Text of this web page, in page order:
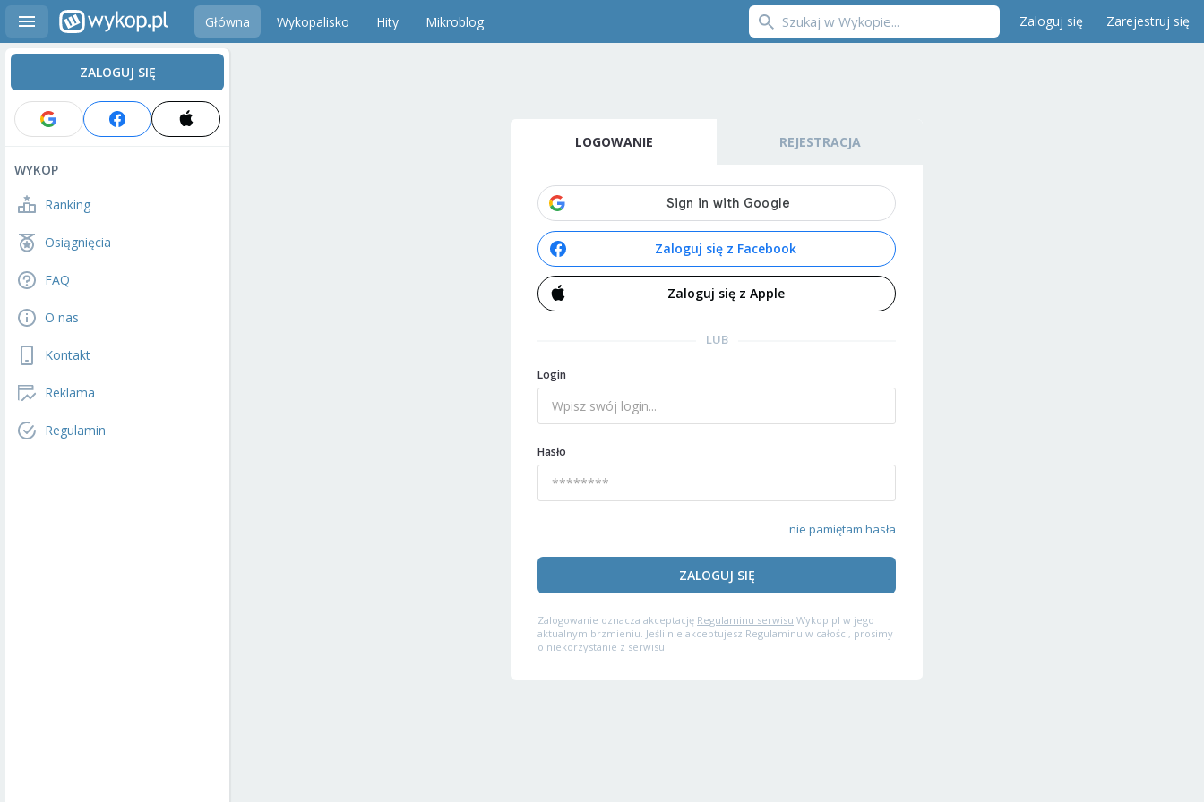
Główna Wykopalisko Hity Mikroblog Zaloguj się Zarejestruj się
ZALOGUJ SIĘ
WYKOP
Ranking
Osiągnięcia
FAQ
O nas
Kontakt
Reklama
Regulamin
LOGOWANIE REJESTRACJA
Zaloguj się z Facebook
Zaloguj się z Apple
LUB
Login
Hasło
nie pamiętam hasła
ZALOGUJ SIĘ
Zalogowanie oznacza akceptację Regulaminu serwisu Wykop.pl w jego
aktualnym brzmieniu. Jeśli nie akceptujesz Regulaminu w całości, prosimy
o niekorzystanie z serwisu.